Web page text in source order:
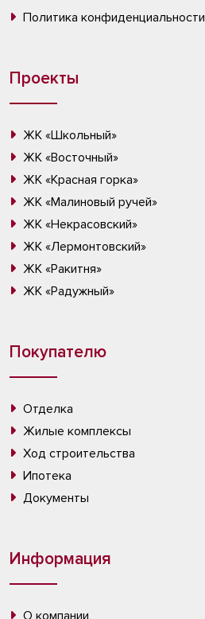
Политика конфиденциальности
Проекты
ЖК «Школьный»
ЖК «Восточный»
ЖК «Красная горка»
ЖК «Малиновый ручей»
ЖК «Некрасовский»
ЖК «Лермонтовский»
ЖК «Ракитня»
ЖК «Радужный»
Покупателю
Отделка
Жилые комплексы
Ход строительства
Ипотека
Документы
Информация
О компании